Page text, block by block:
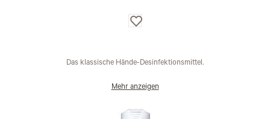
Auf
die
Das klassische Hände-Desinfektionsmittel.
Mehr anzeigen